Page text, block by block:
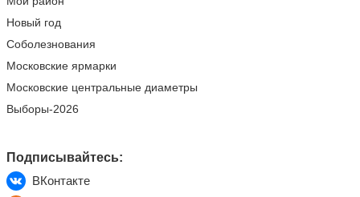
Новый год
Соболезнования
Московские ярмарки
Московские центральные диаметры
Выборы-2026
Подписывайтесь:
ВКонтакте